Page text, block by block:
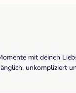
mit deinen
unkompliziert